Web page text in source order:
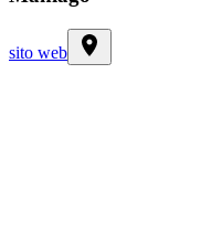
sito web